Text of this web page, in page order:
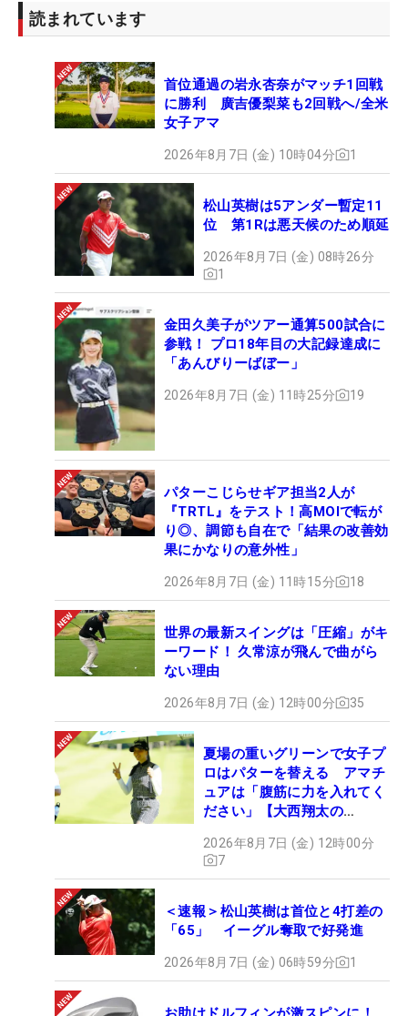
読まれています
首位通過の岩永杏奈がマッチ1回戦
に勝利 廣吉優梨菜も2回戦へ/全米
女子アマ
2026年8月7日 (金) 10時04分 1
松山英樹は5アンダー暫定11
位 第1Rは悪天候のため順延
2026年8月7日 (金) 08時26分
1
金田久美子がツアー通算500試合に
参戦！ プロ18年目の大記録達成に
「あんびりーばぼー」
2026年8月7日 (金) 11時25分 19
パターこじらせギア担当2人が
『TRTL』をテスト！高MOIで転が
り◎、調節も自在で「結果の改善効
果にかなりの意外性」
2026年8月7日 (金) 11時15分 18
世界の最新スイングは「圧縮」がキ
ーワード！ 久常涼が飛んで曲がら
ない理由
2026年8月7日 (金) 12時00分 35
夏場の重いグリーンで女子プ
ロはパターを替える アマチ
ュアは「腹筋に力を入れてく
ださい」【大西翔太の
2026年8月7日 (金) 12時00分
7
＜速報＞松山英樹は首位と4打差の
「65」 イーグル奪取で好発進
2026年8月7日 (金) 06時59分 1